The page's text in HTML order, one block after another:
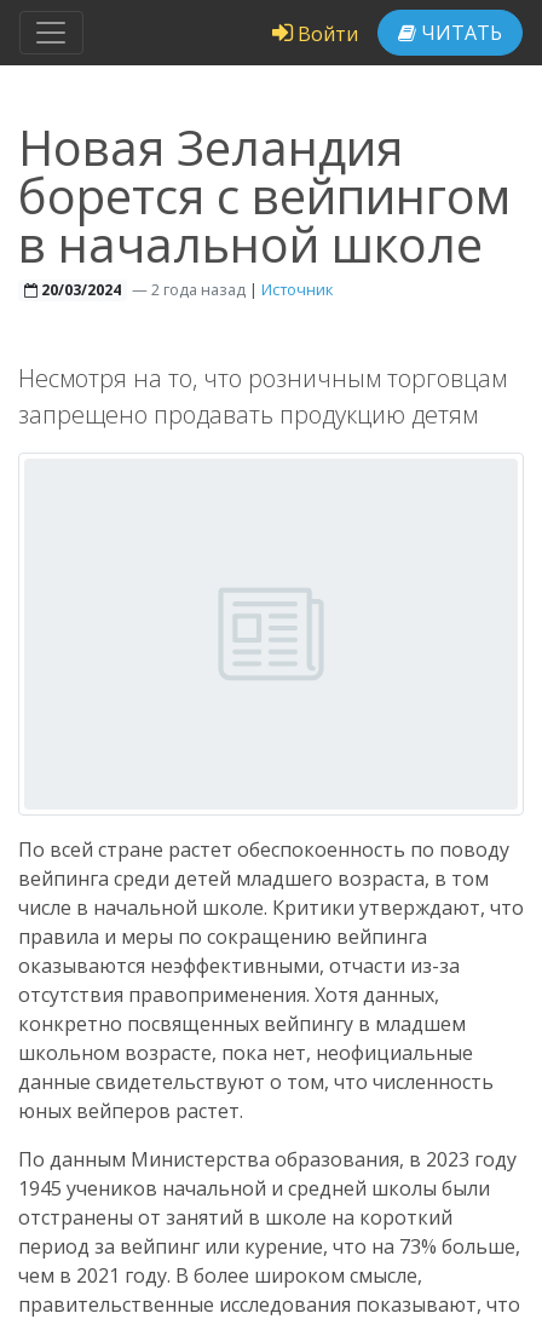
Войти ЧИТАТЬ
Новая Зеландия
борется с вейпингом
в начальной школе
20/03/2024 —2 года назад | Источник
Несмотря на то, что розничным торговцам
запрещено продавать продукцию детям
По всей стране растет обеспокоенность по поводу
вейпинга среди детей младшего возраста, в том
числе в начальной школе. Критики утверждают, что
правила и меры по сокращению вейпинга
оказываются неэффективными, отчасти из-за
отсутствия правоприменения. Хотя данных,
конкретно посвященных вейпингу в младшем
школьном возрасте, пока нет, неофициальные
данные свидетельствуют о том, что численность
юных вейперов растет.
По данным Министерства образования, в 2023 году
1945 учеников начальной и средней школы были
отстранены от занятий в школе на короткий
период за вейпинг или курение, что на 73% больше,
чем в 2021 году. В более широком смысле,
правительственные исследования показывают, что